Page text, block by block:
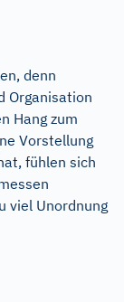
denn
Organisation
Hang zum
Vorstellung
fühlen sich
viel Unordnung